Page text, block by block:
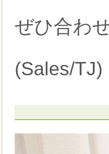
ぜひ合わ
(Sales/TJ)